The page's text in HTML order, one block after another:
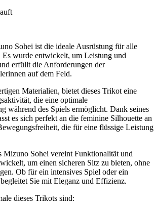
Sohei ist die ideale Ausrüstung für alle
Es wurde entwickelt, um Leistung und
erfüllt die Anforderungen der
auf dem Feld.
Materialien, bietet dieses Trikot eine
die eine optimale
während des Spiels ermöglicht. Dank seines
es sich perfekt an die feminine Silhouette an
die für eine flüssige Leistung
Mizuno Sohei vereint Funktionalität und
um einen sicheren Sitz zu bieten, ohne
Ob für ein intensives Spiel oder ein
Sie mit Eleganz und Effizienz.
dieses Trikots sind: